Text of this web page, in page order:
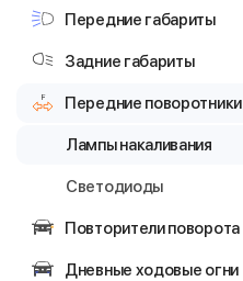
Передние габариты
Задние габариты
Передние поворотники
Лампы накаливания
Светодиоды
Повторители поворота
Дневные ходовые огни